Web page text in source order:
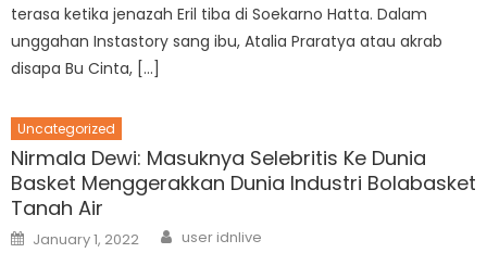
terasa ketika jenazah Eril tiba di Soekarno Hatta. Dalam
unggahan Instastory sang ibu, Atalia Praratya atau akrab
disapa Bu Cinta, […]
Uncategorized
Nirmala Dewi: Masuknya Selebritis Ke Dunia
Basket Menggerakkan Dunia Industri Bolabasket
Tanah Air
Posted
on
January 1, 2022 Author
user idnlive